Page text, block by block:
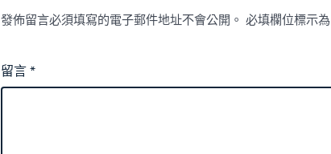
發佈留言必須填寫的電子郵件地址不會公開。 必填欄位標示為
留言*